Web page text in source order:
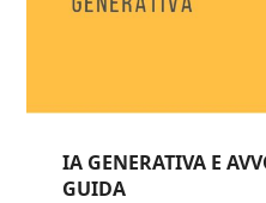
IA GENERATIVA E
GUIDA